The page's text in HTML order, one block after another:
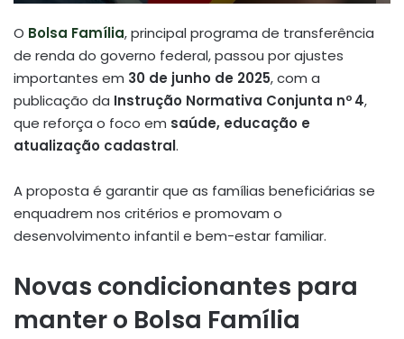
O Bolsa Família, principal programa de transferência
de renda do governo federal, passou por ajustes
importantes em 30 de junho de 2025, com a
publicação da Instrução Normativa Conjunta nº 4,
que reforça o foco em saúde, educação e
atualização cadastral.
A proposta é garantir que as famílias beneficiárias se
enquadrem nos critérios e promovam o
desenvolvimento infantil e bem-estar familiar.
Novas condicionantes para
manter o Bolsa Família